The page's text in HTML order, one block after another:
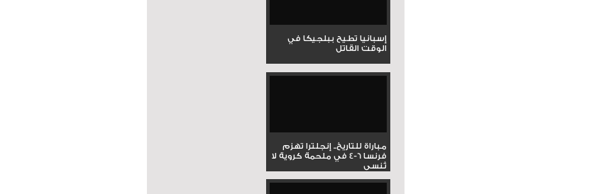
إسبانيا تطيح ببلجيكا في
الوقت القاتل
مباراة للتاريخ.. إنجلترا تهزم
فرنسا 6-4 في ملحمة كروية لا
تُنسى